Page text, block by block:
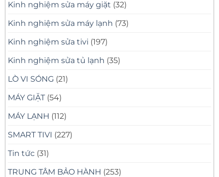
Kinh nghiệm sửa máy giặt (32)
Kinh nghiệm sửa máy lạnh (73)
Kinh nghiệm sửa tivi (197)
Kinh nghiệm sửa tủ lạnh (35)
LÒ VI SÓNG (21)
MÁY GIẶT (54)
MÁY LẠNH (112)
SMART TIVI (227)
Tin tức (31)
TRUNG TÂM BẢO HÀNH (253)